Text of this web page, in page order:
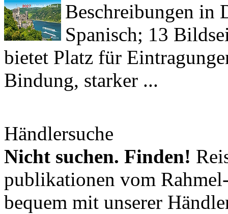
Beschreibungen in
Spanisch; 13
bietet Platz für
Bindung, starker ...
Händlersuche
Nicht suchen. Finden!
publikationen vom
bequem mit unserer